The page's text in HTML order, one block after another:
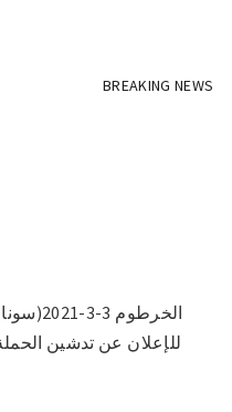
BREAKING NEWS
للإعلان عن تدشين